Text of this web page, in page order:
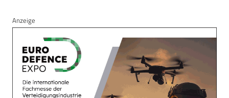
Anzeige